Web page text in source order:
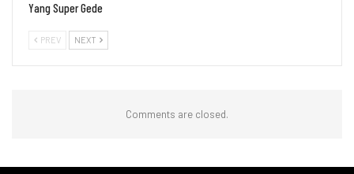
Yang Super Gede
PREV NEXT
Comments are closed.